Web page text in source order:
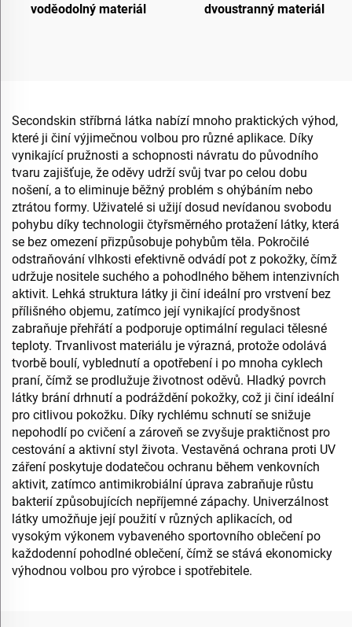
voděodolný materiál
dvoustranný materiál
Secondskin stříbrná látka nabízí mnoho praktických výhod,
které ji činí výjimečnou volbou pro různé aplikace. Díky
vynikající pružnosti a schopnosti návratu do původního
tvaru zajišťuje, že oděvy udrží svůj tvar po celou dobu
nošení, a to eliminuje běžný problém s ohýbáním nebo
ztrátou formy. Uživatelé si užijí dosud nevídanou svobodu
pohybu díky technologii čtyřsměrného protažení látky, která
se bez omezení přizpůsobuje pohybům těla. Pokročilé
odstraňování vlhkosti efektivně odvádí pot z pokožky, čímž
udržuje nositele suchého a pohodlného během intenzivních
aktivit. Lehká struktura látky ji činí ideální pro vrstvení bez
přílišného objemu, zatímco její vynikající prodyšnost
zabraňuje přehřátí a podporuje optimální regulaci tělesné
teploty. Trvanlivost materiálu je výrazná, protože odolává
tvorbě boulí, vyblednutí a opotřebení i po mnoha cyklech
praní, čímž se prodlužuje životnost oděvů. Hladký povrch
látky brání drhnutí a podráždění pokožky, což ji činí ideální
pro citlivou pokožku. Díky rychlému schnutí se snižuje
nepohodlí po cvičení a zároveň se zvyšuje praktičnost pro
cestování a aktivní styl života. Vestavěná ochrana proti UV
záření poskytuje dodatečou ochranu během venkovních
aktivit, zatímco antimikrobiální úprava zabraňuje růstu
bakterií způsobujících nepříjemné zápachy. Univerzálnost
látky umožňuje její použití v různých aplikacích, od
vysokým výkonem vybaveného sportovního oblečení po
každodenní pohodlné oblečení, čímž se stává ekonomicky
výhodnou volbou pro výrobce i spotřebitele.